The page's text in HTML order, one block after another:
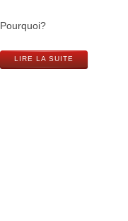
Pourquoi?
LIRE LA SUITE